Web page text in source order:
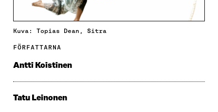
Kuva: Topias Dean, Sitra
FÖRFATTARNA
Antti Koistinen
Tatu Leinonen